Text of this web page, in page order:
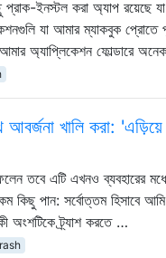
প্রাক-ইনস্টল করা অ্যাপ রয়েছে
যা আমার ম্যাকবুক
আমার অ্যাপ্লিকেশন ফোল্ডারে
খালি করা:
তবে এটি এখনও ব্যবহারের
কিছু পান: সর্বোত্তম হিসাবে
অংশটিকে ট্র্যাশ করতে …